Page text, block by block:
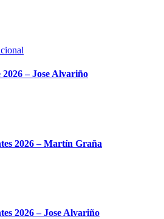
– Jose Alvariño
2026 – Martín Graña
2026 – Jose Alvariño